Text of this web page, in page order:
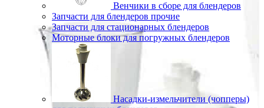
Венчики в сборе для блендеров
Запчасти для блендеров прочие
Запчасти для стационарных блендеров
Моторные блоки для погружных блендеров
Насадки-измельчители (чопперы)